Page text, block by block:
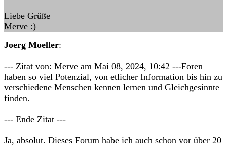
Liebe Grüße
Merve :)
Joerg Moeller:
--- Zitat von: Merve am Mai 08, 2024, 10:42 ---Foren
haben so viel Potenzial, von etlicher Information bis hin zu
verschiedene Menschen kennen lernen und Gleichgesinnte
finden.
--- Ende Zitat ---
Ja, absolut. Dieses Forum habe ich auch schon vor über 20